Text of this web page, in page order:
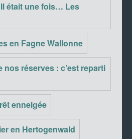
était une fois… Les
en Fagne Wallonne
nos réserves : c’est reparti
enneigée
en Hertogenwald